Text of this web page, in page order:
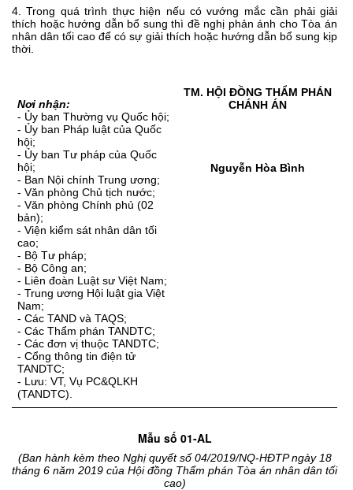
4. Trong quá trình thực hiện nếu có vướng mắc cần phải giải
thích hoặc hướng dẫn bổ sung thì đề nghị phản ánh cho Tòa án
nhân dân tối cao để có sự giải thích hoặc hướng dẫn bổ sung kịp
thời.
Nơi nhận:
- Ủy ban Thường vụ Quốc hội;
- Ủy ban Pháp luật của Quốc
hội;
- Ủy ban Tư pháp của Quốc
hội;
- Ban Nội chính Trung ương;
- Văn phòng Chủ tịch nước;
- Văn phòng Chính phủ (02
bản);
- Viện kiểm sát nhân dân tối
cao;
- Bộ Tư pháp;
- Bộ Công an;
- Liên đoàn Luật sư Việt Nam;
- Trung ương Hội luật gia Việt
Nam;
- Các TAND và TAQS;
- Các Thẩm phán TANDTC;
- Các đơn vị thuộc TANDTC;
- Cổng thông tin điện tử
TANDTC;
- Lưu: VT, Vụ PC&QLKH
(TANDTC).
TM. HỘI ĐỒNG THẨM PHÁN
CHÁNH ÁN
Nguyễn Hòa Bình
Mẫu số 01-AL
(Ban hành kèm theo Nghị quyết số 04/2019/NQ-HĐTP ngày 18
tháng 6 năm 2019 của Hội đồng Thẩm phán Tòa án nhân dân tối
cao)